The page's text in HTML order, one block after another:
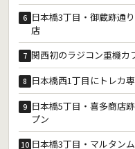
6 日本橋3丁目・御蔵跡通
店
7 関西初のラジコン重機カ
8 日本橋西1丁目にトレカ
9 日本橋5丁目・喜多商店
プン
10 日本橋3丁目・マルタン